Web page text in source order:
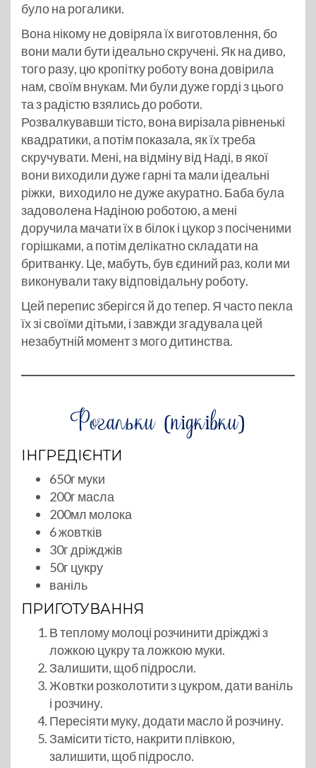
було на рогалики.
Вона нікому не довіряла їх виготовлення, бо
вони мали бути ідеально скручені. Як на диво,
того разу, цю кропітку роботу вона довірила
нам, своїм внукам. Ми були дуже горді з цього
та з радістю взялись до роботи.
Розвалкувавши тісто, вона вирізала рівненькі
квадратики, а потім показала, як їх треба
скручувати. Мені, на відміну від Наді, в якої
вони виходили дуже гарні та мали ідеальні
ріжки, виходило не дуже акуратно. Баба була
задоволена Надіною роботою, а мені
доручила мачати їх в білок і цукор з посіченими
горішками, а потім делікатно складати на
бритванку. Це, мабуть, був єдиний раз, коли ми
виконували таку відповідальну роботу.
Цей перепис зберігся й до тепер. Я часто пекла
їх зі своїми дітьми, і завжди згадувала цей
незабутній момент з мого дитинства.
ІНГРЕДІЄНТИ
650г муки
200г масла
200мл молока
6 жовтків
30г дріжджів
50г цукру
ваніль
ПРИГОТУВАННЯ
В теплому молоці розчинити дріжджі з
ложкою цукру та ложкою муки.
Залишити, щоб підросли.
Жовтки розколотити з цукром, дати ваніль
і розчину.
Пересіяти муку, додати масло й розчину.
Замісити тісто, накрити плівкою,
залишити, щоб підросло.